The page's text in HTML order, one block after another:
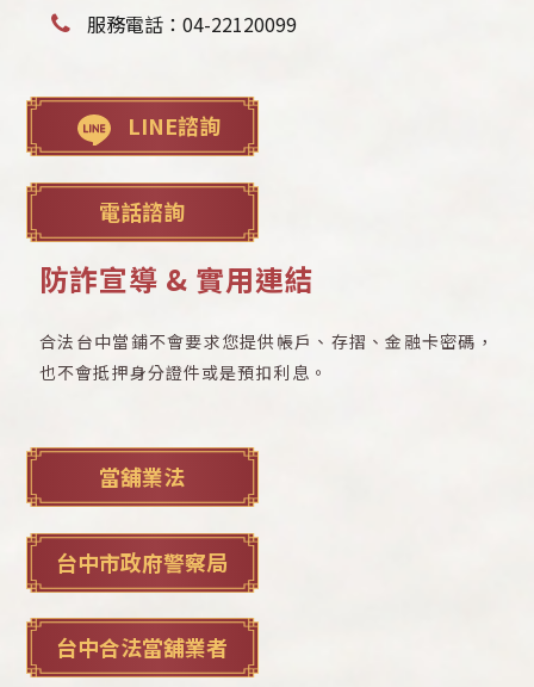
服務電話：04-22120099
LINE諮詢
電話諮詢
防詐宣導 & 實用連結
合法台中當鋪不會要求您提供帳戶、存摺、金融卡密碼，
也不會抵押身分證件或是預扣利息。
當舖業法
台中市政府警察局
台中合法當舖業者